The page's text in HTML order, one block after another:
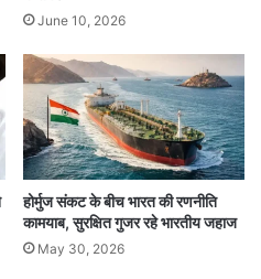
June 10, 2026
होर्मुज संकट के बीच भारत की रणनीति
कामयाब, सुरक्षित गुजर रहे भारतीय जहाज
May 30, 2026